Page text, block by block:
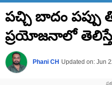
seconds
of
minute,
seconds
పచ్చి బాదం పప్పు
ప్రయోజనాలో తెలిస్తే
Phani CH Updated on: Jun